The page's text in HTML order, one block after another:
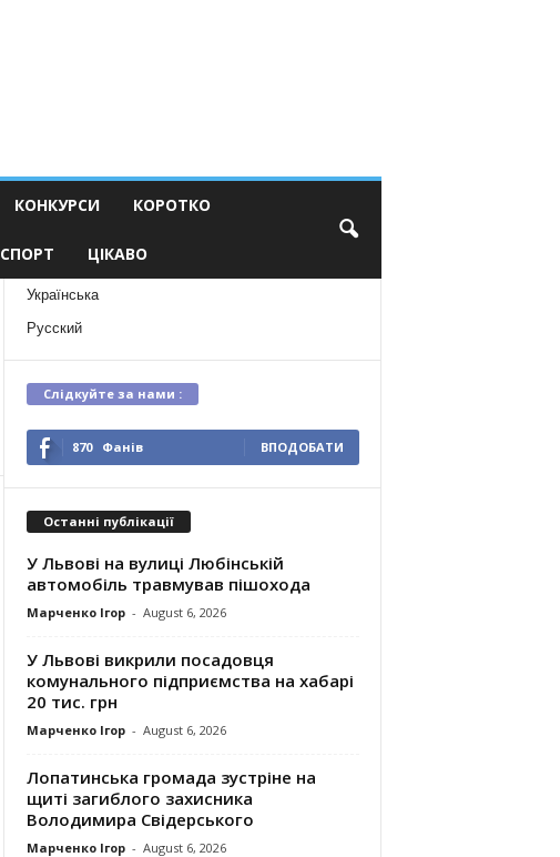
КОНКУРСИ КОРОТКО
СПОРТ ЦІКАВО
Українська
Русский
Слідкуйте за нами :
870 Фанів ВПОДОБАТИ
Останні публікації
У Львові на вулиці Любінській
автомобіль травмував пішохода
Марченко Ігор - August 6, 2026
У Львові викрили посадовця
комунального підприємства на хабарі
20 тис. грн
Марченко Ігор - August 6, 2026
Лопатинська громада зустріне на
щиті загиблого захисника
Володимира Свідерського
Марченко Ігор - August 6, 2026